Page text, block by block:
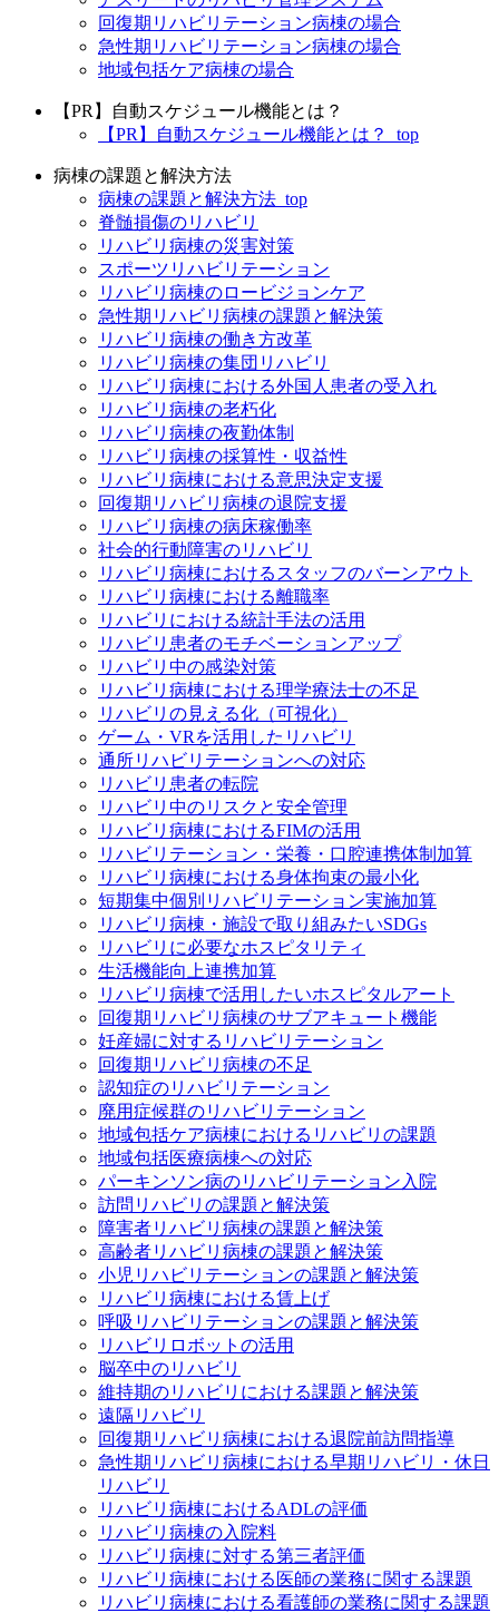
回復期リハビリテーション病棟の場合
急性期リハビリテーション病棟の場合
地域包括ケア病棟の場合
【PR】自動スケジュール機能とは？
【PR】自動スケジュール機能とは？_top
病棟の課題と解決方法
病棟の課題と解決方法_top
脊髄損傷のリハビリ
リハビリ病棟の災害対策
スポーツリハビリテーション
リハビリ病棟のロービジョンケア
急性期リハビリ病棟の課題と解決策
リハビリ病棟の働き方改革
リハビリ病棟の集団リハビリ
リハビリ病棟における外国人患者の受入れ
リハビリ病棟の老朽化
リハビリ病棟の夜勤体制
リハビリ病棟の採算性・収益性
リハビリ病棟における意思決定支援
回復期リハビリ病棟の退院支援
リハビリ病棟の病床稼働率
社会的行動障害のリハビリ
リハビリ病棟におけるスタッフのバーンアウト
リハビリ病棟における離職率
リハビリにおける統計手法の活用
リハビリ患者のモチベーションアップ
リハビリ中の感染対策
リハビリ病棟における理学療法士の不足
リハビリの見える化（可視化）
ゲーム・VRを活用したリハビリ
通所リハビリテーションへの対応
リハビリ患者の転院
リハビリ中のリスクと安全管理
リハビリ病棟におけるFIMの活用
リハビリテーション・栄養・口腔連携体制加算
リハビリ病棟における身体拘束の最小化
短期集中個別リハビリテーション実施加算
リハビリ病棟・施設で取り組みたいSDGs
リハビリに必要なホスピタリティ
生活機能向上連携加算
リハビリ病棟で活用したいホスピタルアート
回復期リハビリ病棟のサブアキュート機能
妊産婦に対するリハビリテーション
回復期リハビリ病棟の不足
認知症のリハビリテーション
廃用症候群のリハビリテーション
地域包括ケア病棟におけるリハビリの課題
地域包括医療病棟への対応
パーキンソン病のリハビリテーション入院
訪問リハビリの課題と解決策
障害者リハビリ病棟の課題と解決策
高齢者リハビリ病棟の課題と解決策
小児リハビリテーションの課題と解決策
リハビリ病棟における賃上げ
呼吸リハビリテーションの課題と解決策
リハビリロボットの活用
脳卒中のリハビリ
維持期のリハビリにおける課題と解決策
遠隔リハビリ
回復期リハビリ病棟における退院前訪問指導
急性期リハビリ病棟における早期リハビリ・休日
リハビリ
リハビリ病棟におけるADLの評価
リハビリ病棟の入院料
リハビリ病棟に対する第三者評価
リハビリ病棟における医師の業務に関する課題
リハビリ病棟における看護師の業務に関する課題